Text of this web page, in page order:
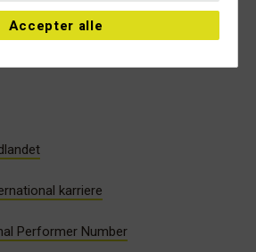
Accepter alle
karriere
Performer Number